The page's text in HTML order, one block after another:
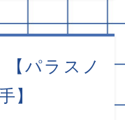
パラスノ
】